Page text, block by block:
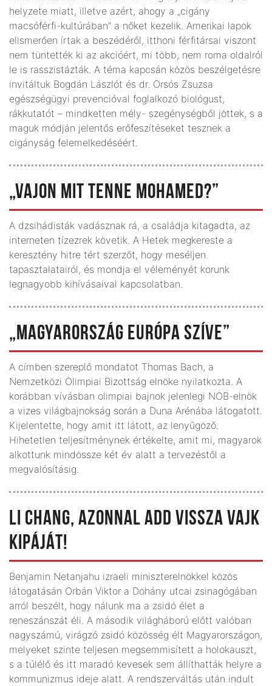
helyzete miatt, illetve azért, ahogy a „cigány
macsóférfi-kultúrában” a nőket kezelik. Amerikai lapok
elismerően írtak a beszédéről, itthoni férfitársai viszont
nem tüntették ki az akcióért, mi több, nem roma oldalról
le is rasszistázták. A téma kapcsán közös beszélgetésre
invitáltuk Bogdán Lászlót és dr. Orsós Zsuzsa
egészségügyi prevencióval foglalkozó biológust,
rákkutatót – mindketten mély- szegénységből jöttek, s a
maguk módján jelentős erőfeszítéseket tesznek a
cigányság felemelkedéséért.
„VAJON MIT TENNE MOHAMED?”
A dzsihádisták vadásznak rá, a családja kitagadta, az
interneten tízezrek követik. A Hetek megkereste a
keresztény hitre tért szerzőt, hogy meséljen
tapasztalatairól, és mondja el véleményét korunk
legnagyobb kihívásaival kapcsolatban.
„MAGYARORSZÁG EURÓPA SZÍVE”
A címben szereplő mondatot Thomas Bach, a
Nemzetközi Olimpiai Bizottság elnöke nyilatkozta. A
korábban vívásban olimpiai bajnok jelenlegi NOB-elnök
a vizes világbajnokság során a Duna Arénába látogatott.
Kijelentette, hogy amit itt látott, az lenyűgöző.
Hihetetlen teljesítménynek értékelte, amit mi, magyarok
alkottunk mindössze két év alatt a tervezéstől a
megvalósításig.
LI CHANG, AZONNAL ADD VISSZA VAJK
KIPÁJÁT!
Benjamin Netanjahu izraeli miniszterelnökkel közös
látogatásán Orbán Viktor a Dohány utcai zsinagógában
arról beszélt, hogy nálunk ma a zsidó élet a
reneszánszát éli. A második világháború előtt valóban
nagyszámú, virágzó zsidó közösség élt Magyarországon,
melyeket szinte teljesen megsemmisített a holokauszt,
s a túlélő és itt maradó kevesek sem állíthatták helyre a
kommunizmus ideje alatt. A rendszerváltás után indult